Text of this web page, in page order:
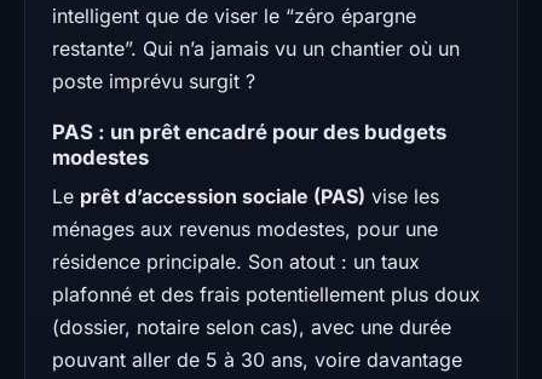
intelligent que de viser le “zéro épargne
restante”. Qui n’a jamais vu un chantier où un
poste imprévu surgit ?
PAS : un prêt encadré pour des budgets
modestes
Le prêt d’accession sociale (PAS) vise les
ménages aux revenus modestes, pour une
résidence principale. Son atout : un taux
plafonné et des frais potentiellement plus doux
(dossier, notaire selon cas), avec une durée
pouvant aller de 5 à 30 ans, voire davantage